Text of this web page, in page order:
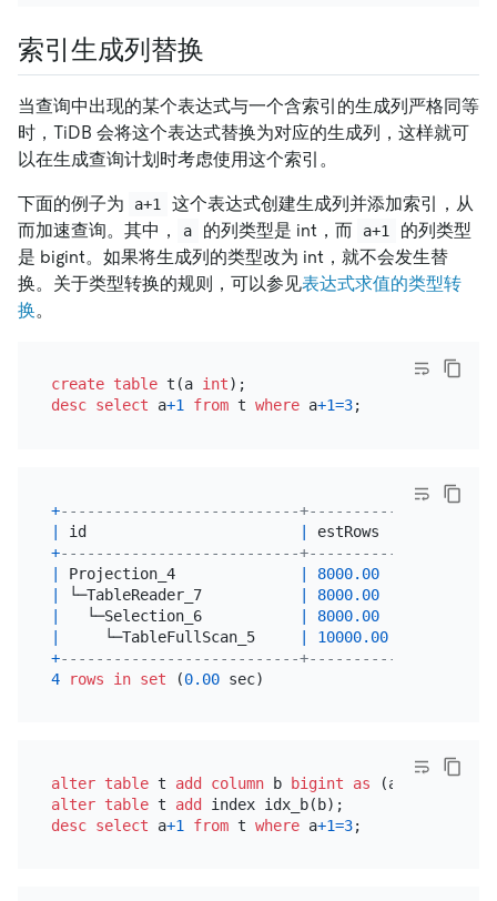
索引生成列替换
当查询中出现的某个表达式与一个含索引的生成列严格同等
时，TiDB 会将这个表达式替换为对应的生成列，这样就可
以在生成查询计划时考虑使用这个索引。
下面的例子为 a+1
这个表达式创建生成列并添加索引，从
而加速查询。其中，
a 的列类型是 int，而 a+1
的列类型
是 bigint。如果将生成列的类型改为 int，就不会发生替
换。关于类型转换的规则，可以参见表达式求值的类型转
换。
create table t(a int
desc select a+1 from t where a+1=3
+---------------------------+----------
id estRows
+---------------------------+----------
Projection_4 8000.00
└─TableReader_7 8000.00
   └─Selection_6
8000.00
     └─TableFullScan_5
10000.00
+---------------------------+----------
4
rows in set (0.00
alter table t add column b bigint as (a
alter table t add
desc select a+1 from t where a+1=3